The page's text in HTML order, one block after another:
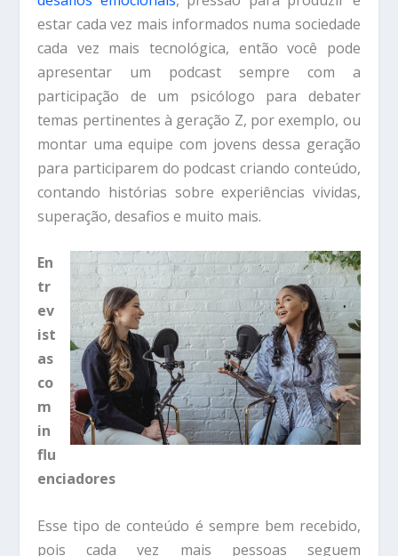
estar cada vez mais informados numa sociedade
cada vez mais tecnológica, então você pode
apresentar um podcast sempre com a
participação de um psicólogo para debater
temas pertinentes à geração Z, por exemplo, ou
montar uma equipe com jovens dessa geração
para participarem do podcast criando conteúdo,
contando histórias sobre experiências vividas,
superação, desafios e muito mais.
En
tr
ev
ist
as
co
m
in
flu
enciadores
Esse tipo de conteúdo é sempre bem recebido,
pois cada vez mais pessoas seguem